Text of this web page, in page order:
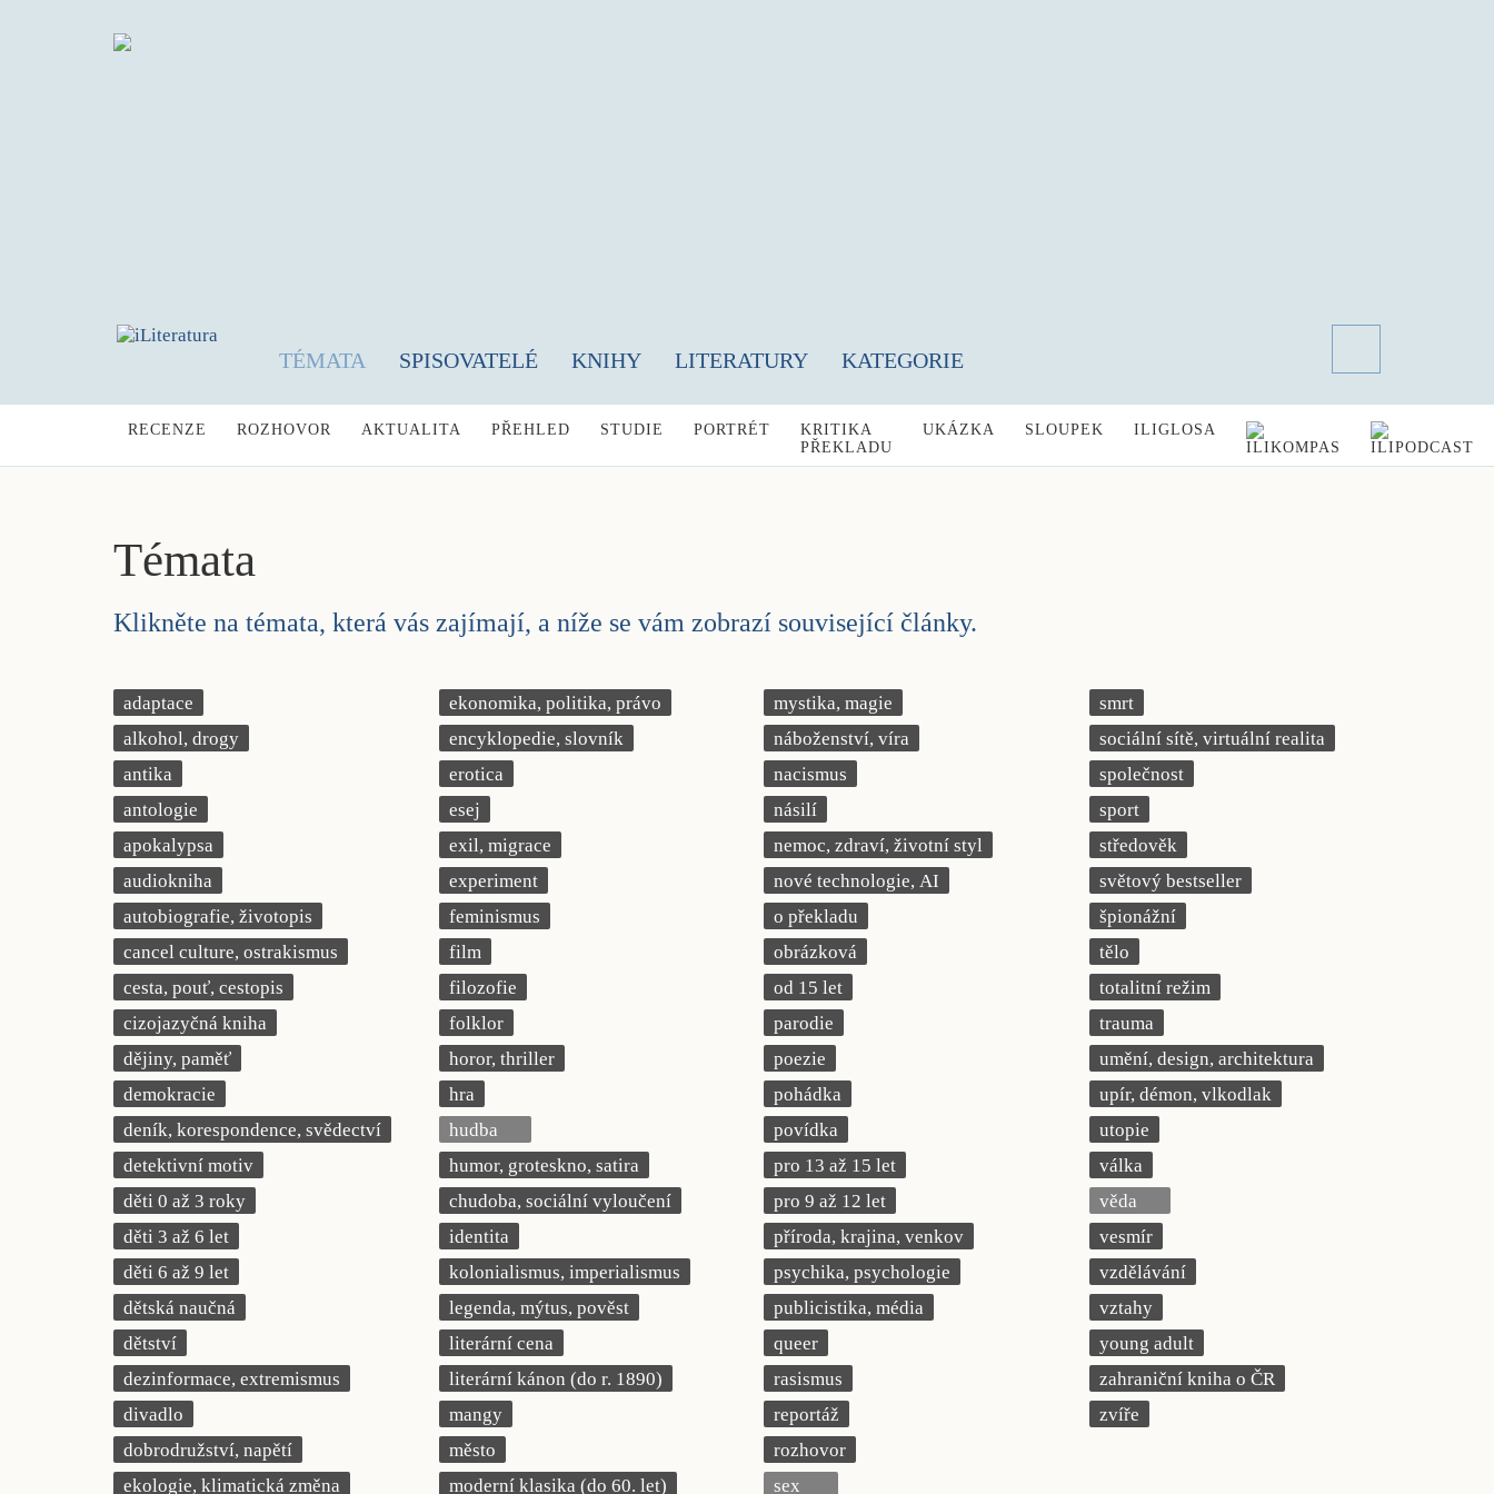
TÉMATA SPISOVATELÉ KNIHY LITERATURY KATEGORIE
RECENZE ROZHOVOR AKTUALITA PŘEHLED STUDIE PORTRÉT
KRITIKA
PŘEKLADU
UKÁZKA SLOUPEK ILIGLOSA
Témata
Klikněte na témata, která vás zajímají, a níže se vám zobrazí související články.
adaptace
alkohol, drogy
antika
antologie
apokalypsa
audiokniha
autobiografie, životopis
cancel culture, ostrakismus
cesta, pouť, cestopis
cizojazyčná kniha
dějiny, paměť
demokracie
deník, korespondence, svědectví
detektivní motiv
děti 0 až 3 roky
děti 3 až 6 let
děti 6 až 9 let
dětská naučná
dětství
dezinformace, extremismus
divadlo
dobrodružství, napětí
ekologie, klimatická změna
ekonomika, politika, právo
encyklopedie, slovník
erotica
esej
exil, migrace
experiment
feminismus
film
filozofie
folklor
horor, thriller
hra
hudba
humor, groteskno, satira
chudoba, sociální vyloučení
identita
kolonialismus, imperialismus
legenda, mýtus, pověst
literární cena
literární kánon (do r. 1890)
mangy
město
moderní klasika (do 60. let)
mystika, magie
náboženství, víra
nacismus
násilí
nemoc, zdraví, životní styl
nové technologie, AI
o překladu
obrázková
od 15 let
parodie
poezie
pohádka
povídka
pro 13 až 15 let
pro 9 až 12 let
příroda, krajina, venkov
psychika, psychologie
publicistika, média
queer
rasismus
reportáž
rozhovor
sex
smrt
sociální sítě, virtuální realita
společnost
sport
středověk
světový bestseller
špionážní
tělo
totalitní režim
trauma
umění, design, architektura
upír, démon, vlkodlak
utopie
válka
věda
vesmír
vzdělávání
vztahy
young adult
zahraniční kniha o ČR
zvíře